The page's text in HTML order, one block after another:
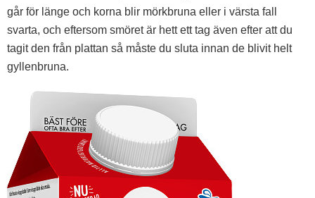
går för länge och korna blir mörkbruna eller i värsta fall
svarta, och eftersom smöret är hett ett tag även efter att du
tagit den från plattan så måste du sluta innan de blivit helt
gyllenbruna.